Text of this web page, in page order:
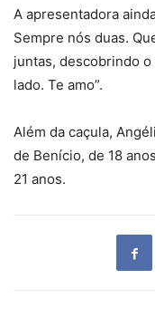
A apresentadora
Sempre nós duas.
juntas, descobrindo
lado. Te amo”.
Além da caçula,
de Benício, de 18
21 anos.